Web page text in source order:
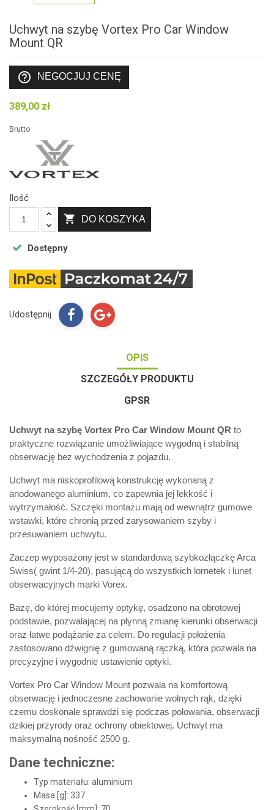
Uchwyt na szybę Vortex Pro Car Window
Mount QR
help_outline NEGOCJUJ CENĘ
389,00 zł
Brutto
Ilość
 DO KOSZYKA
Dostępny
Udostępnij
OPIS
SZCZEGÓŁY PRODUKTU
GPSR
Uchwyt na szybę Vortex Pro Car Window Mount QR to
praktyczne rozwiązanie umożliwiające wygodną i stabilną
obserwację bez wychodzenia z pojazdu.
Uchwyt ma niskoprofilową konstrukcję wykonaną z
anodowanego aluminium, co zapewnia jej lekkość i
wytrzymałość. Szczęki montażu mają od wewnątrz gumowe
wstawki, które chronią przed zarysowaniem szyby i
przesuwaniem uchwytu.
Zaczep wyposażony jest w standardową szybkozłączkę Arca
Swiss( gwint 1/4-20), pasującą do wszystkich lornetek i lunet
obserwacyjnych marki Vorex.
Bazę, do której mocujemy optykę, osadzono na obrotowej
podstawie, pozwalającej na płynną zmianę kierunki obserwacji
oraz łatwe podążanie za celem. Do regulacji położenia
zastosowano dźwignię z gumowaną rączką, która pozwala na
precyzyjne i wygodnie ustawienie optyki.
Vortex Pro Car Window Mount pozwala na komfortową
obserwację i jednoczesne zachowanie wolnych rąk, dzięki
czemu doskonale sprawdzi się podczas polowania, obserwacji
dzikiej przyrody oraz ochrony obiektowej. Uchwyt ma
maksymalną nośność 2500 g.
Dane techniczne:
Typ materiału: aluminium
Masa [g]: 337